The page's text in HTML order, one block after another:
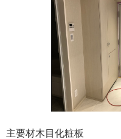
主要材木目化粧板